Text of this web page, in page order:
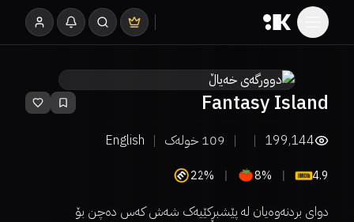
Fantasy Island
199,144
109 خولەک English
4.9
8%
22%
دوای بردنەوەیان لە پێشبڕکێیەک شەش کەس دەچن بۆ